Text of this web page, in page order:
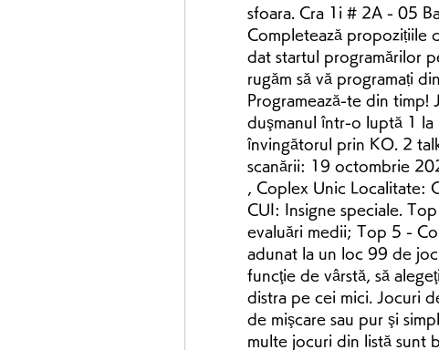
sfoara. Cra 1i # 2A - 05
Completează propozițiile
dat startul programărilor
rugăm să vă programați
Programează-te din timp!
duşmanul într-o luptă 1 la
învingătorul prin KO. 2
scanării: 19 octombrie
, Coplex Unic Localitate:
CUI: Insigne speciale.
evaluări medii; Top 5 -
adunat la un loc 99 de
funcţie de vârstă, să
distra pe cei mici. Jocuri
de mişcare sau pur şi
multe jocuri din listă sunt